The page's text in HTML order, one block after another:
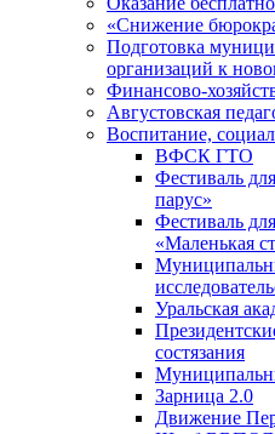
«Снижение
Подготовка
организаций к
Финансово-
Августовская
Воспитание,
ВФСК ГТО
Фестиваль
парус»
Фестиваль
«Маленькая
Уральская
состязания
Зарница 2.0
Движение